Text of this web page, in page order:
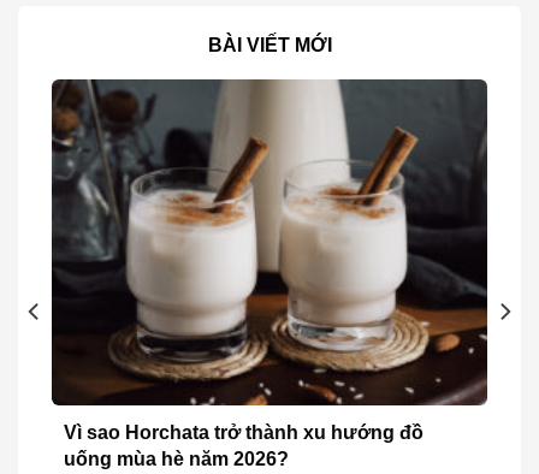
BÀI VIẾT MỚI
Vì sao Horchata trở thành xu hướng đồ
uống mùa hè năm 2026?